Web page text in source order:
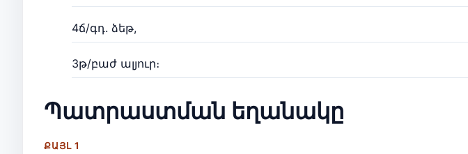
4ճ/գդ. ձեթ,
3թ/բաժ ալյուր։
Պատրաստման եղանակը
ՔԱՅԼ 1